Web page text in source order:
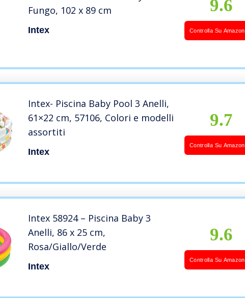
Fungo, 102 x 89 cm
Intex
9.6
Controlla Su Amazon
Intex- Piscina Baby Pool 3 Anelli,
61×22 cm, 57106, Colori e modelli
assortiti
Intex
9.7
Controlla Su Amazon
Intex 58924 – Piscina Baby 3
Anelli, 86 x 25 cm,
Rosa/Giallo/Verde
Intex
9.6
Controlla Su Amazon